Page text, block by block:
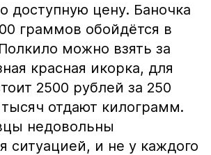
доступную цену. Баночка
граммов обойдётся в
можно взять за
красная икорка, для
2500 рублей за 250
отдают килограмм.
недовольны
ситуацией, и не у каждого